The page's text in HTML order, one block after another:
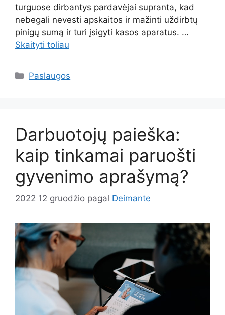
turguose dirbantys pardavėjai supranta, kad
nebegali nevesti apskaitos ir mažinti uždirbtų
pinigų sumą ir turi įsigyti kasos aparatus. …
Skaityti toliau
Kategorijos
Paslaugos
Darbuotojų paieška:
kaip tinkamai paruošti
gyvenimo aprašymą?
2022 12 gruodžio pagal Deimante